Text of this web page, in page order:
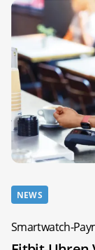
NEWS
Smartwatch-